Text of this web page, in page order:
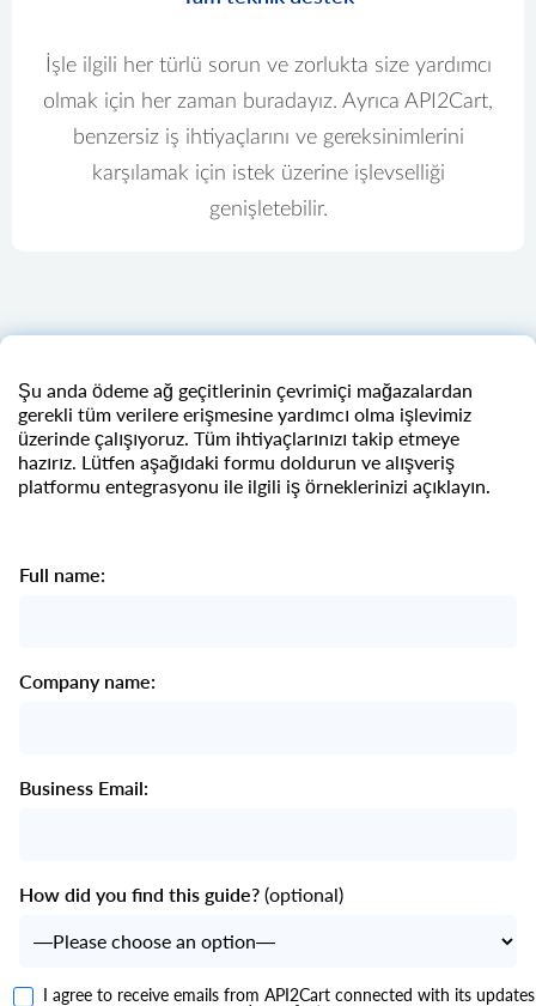
İşle ilgili her türlü sorun ve zorlukta size yardımcı
olmak için her zaman buradayız. Ayrıca API2Cart,
benzersiz iş ihtiyaçlarını ve gereksinimlerini
karşılamak için istek üzerine işlevselliği
genişletebilir.
Şu anda ödeme ağ geçitlerinin çevrimiçi mağazalardan
gerekli tüm verilere erişmesine yardımcı olma işlevimiz
üzerinde çalışıyoruz. Tüm ihtiyaçlarınızı takip etmeye
hazırız. Lütfen aşağıdaki formu doldurun ve alışveriş
platformu entegrasyonu ile ilgili iş örneklerinizi açıklayın.
Full name:
Company name:
Business Email:
How did you find this guide? (optional)
I agree to receive emails from API2Cart connected with its updates